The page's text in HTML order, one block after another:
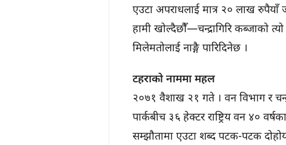
एउटा अपराधलाई मात्र २० लाख रुपैयाँ
हामी खोल्दैछौँ—चन्द्रागिरि कब्जाको
मिलेमतोलाई नाङ्गै पारिदिनेछ ।
टहराको नाममा महल
२०७१ वैशाख २१ गते । वन विभाग र
पार्कबीच ३६ हेक्टर राष्ट्रिय वन ४०
सम्झौतामा एउटा शब्द पटक-पटक